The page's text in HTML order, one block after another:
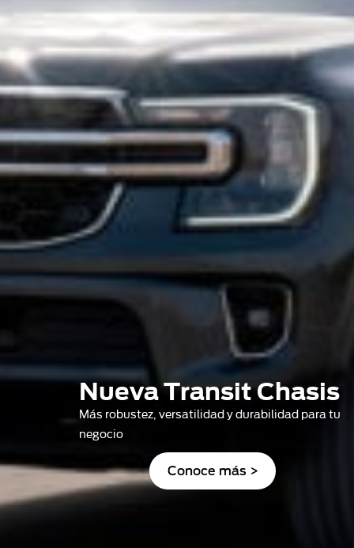
Nueva Transit Chasis
Más robustez, versatilidad y durabilidad para tu
negocio
Conoce más >